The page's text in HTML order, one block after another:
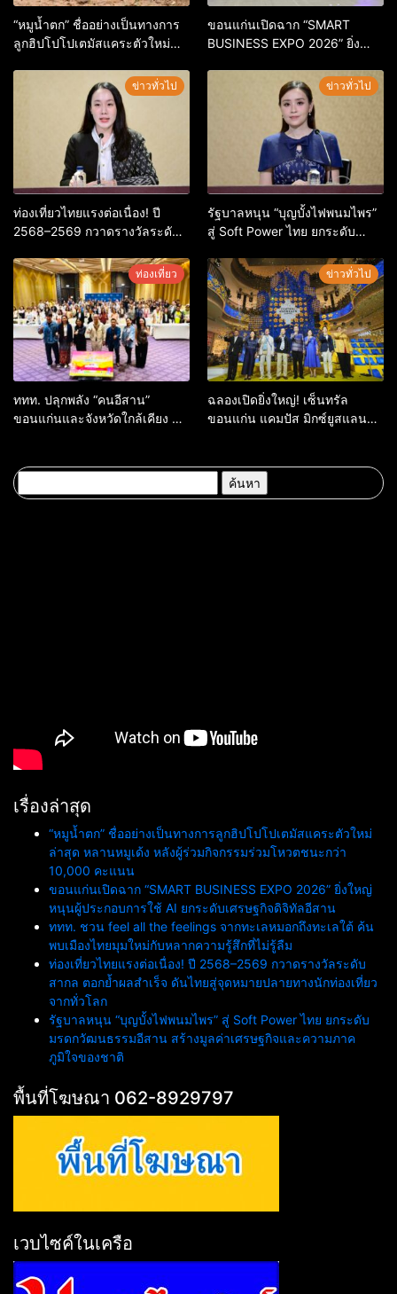
“หมูน้ำตก” ชื่ออย่างเป็นทางการ
ลูกฮิปโปโปเตมัสแคระตัวใหม่
กิจกรรมร่วมโหวตชนะกว่า
10,000 คะแนน
ขอนแก่นเปิดฉาก “SMART
BUSINESS EXPO 2026” ยิ่ง
ระดับเศรษฐกิจดิจิทัลอีสาน
ข่าวทั่วไป
ท่องเที่ยวไทยแรงต่อเนื่อง! ปี
2568–2569 กวาดรางวัลระดับ
จุดหมายปลายทางนักท่องเที่ยว
จากทั่วโลก
ข่าวทั่วไป
รัฐบาลหนุน “บุญบั้งไฟพนมไพร”
สู่ Soft Power ไทย ยกระดับ
มูลค่าเศรษฐกิจและความภาค
ภูมิใจของชาติ
ท่องเที่ยว
ททท. ปลุกพลัง “คนอีสาน”
ขอนแก่นและจังหวัดใกล้เคียง สู่
คุณค่าสูงอย่างมีความหมาย
ข่าวทั่วไป
ฉลองเปิดยิ่งใหญ่! เซ็นทรัล
ขอนแก่น แคมปัส มิกซ์ยูสแลนด์
District
สำหรับ:
เรื่องล่าสุด
“หมูน้ำตก” ชื่ออย่างเป็นทางการลูกฮิปโปโปเตมัสแคระตัวใหม่
ล่าสุด หลานหมูเด้ง หลังผู้ร่วมกิจกรรมร่วมโหวตชนะกว่า
10,000 คะแนน
ขอนแก่นเปิดฉาก “SMART BUSINESS EXPO 2026” ยิ่งใหญ่
หนุนผู้ประกอบการใช้ AI ยกระดับเศรษฐกิจดิจิทัลอีสาน
ททท. ชวน feel all the feelings จากทะเลหมอกถึงทะเลใต้ ค้น
พบเมืองไทยมุมใหม่กับหลากความรู้สึกที่ไม่รู้ลืม
ท่องเที่ยวไทยแรงต่อเนื่อง! ปี 2568–2569 กวาดรางวัลระดับ
สากล ตอกย้ำผลสำเร็จ ดันไทยสู่จุดหมายปลายทางนักท่องเที่ยว
จากทั่วโลก
รัฐบาลหนุน “บุญบั้งไฟพนมไพร” สู่ Soft Power ไทย ยกระดับ
มรดกวัฒนธรรมอีสาน สร้างมูลค่าเศรษฐกิจและความภาค
ภูมิใจของชาติ
พื้นที่โฆษณา 062-8929797
เวบไซค์ในเครือ